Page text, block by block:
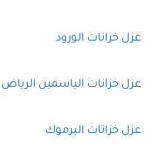
عزل خزانات الورود
عزل خزانات الياسمين الرياض
عزل خزانات اليرموك